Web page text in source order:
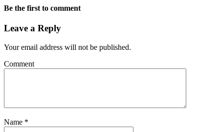
Be the first to comment
Leave a Reply
Your email address will not be published.
Comment
Name *